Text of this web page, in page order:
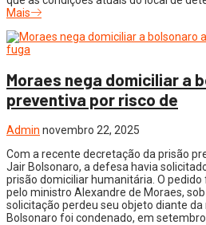
Mais
Moraes nega domiciliar a
preventiva por risco de
Admin novembro 22, 2025
Com a recente decretação da prisão
Jair Bolsonaro, a defesa havia
prisão domiciliar humanitária. O
pelo ministro Alexandre de Moraes,
solicitação perdeu seu objeto diante da
Bolsonaro foi condenado, em